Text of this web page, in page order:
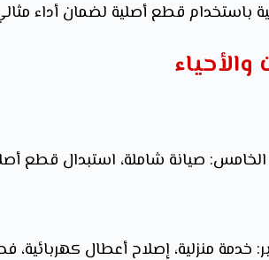
باستخدام قطع أصلية لضمان أداء
الخامس: صيانة شاملة، استبدال قطع
خدمة منزلية، إصلاح أعطال